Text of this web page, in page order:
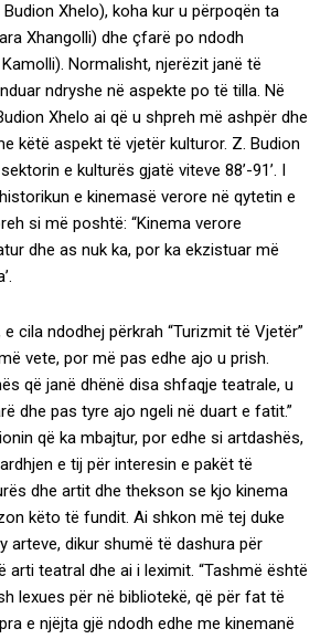
Xhelo), koha kur u përpoqën ta
Xhangolli) dhe çfarë po ndodh
Normalisht, njerëzit janë të
ndryshe në aspekte po të tilla. Në
Xhelo ai që u shpreh më ashpër dhe
këtë aspekt të vjetër kulturor. Z. Budion
e kulturës gjatë viteve 88’-91’. I
e kinemasë verore në qytetin e
si më poshtë: “Kinema verore
dhe as nuk ka, por ka ekzistuar më
cila ndodhej përkrah “Turizmit të Vjetër”
vete, por më pas edhe ajo u prish.
që janë dhënë disa shfaqje teatrale, u
dhe pas tyre ajo ngeli në duart e fatit.”
që ka mbajtur, por edhe si artdashës,
e tij për interesin e pakët të
dhe artit dhe thekson se kjo kinema
këto të fundit. Ai shkon më tej duke
arteve, dikur shumë të dashura për
arti teatral dhe ai i leximit. “Tashmë është
lexues për në bibliotekë, që për fat të
e njëjta gjë ndodh edhe me kinemanë